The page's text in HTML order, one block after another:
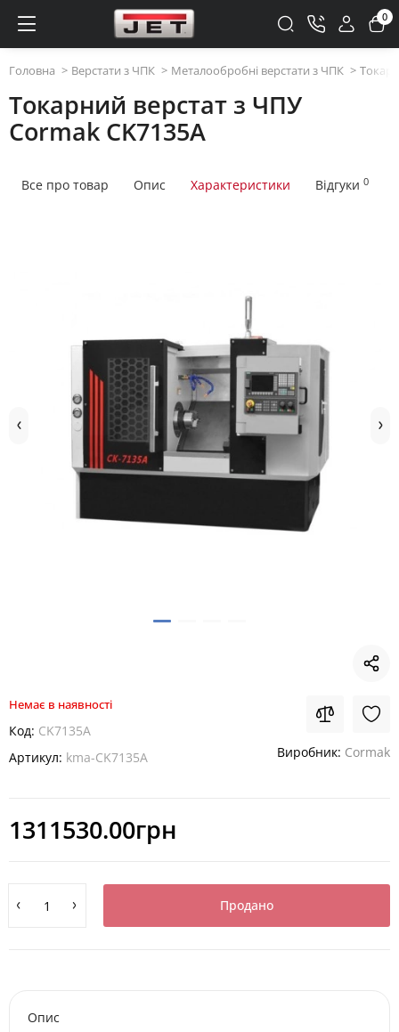
0
Головна Верстати з ЧПК Металообробні верстати з ЧПК
Токарний верстат з ЧПУ
Cormak CK7135A
Все про товар Опис Характеристики Відгуки 0
Немає в наявності
Код: CK7135A
Артикул: kma-CK7135A Виробник: Cormak
1311530.00грн
Продано
Опис